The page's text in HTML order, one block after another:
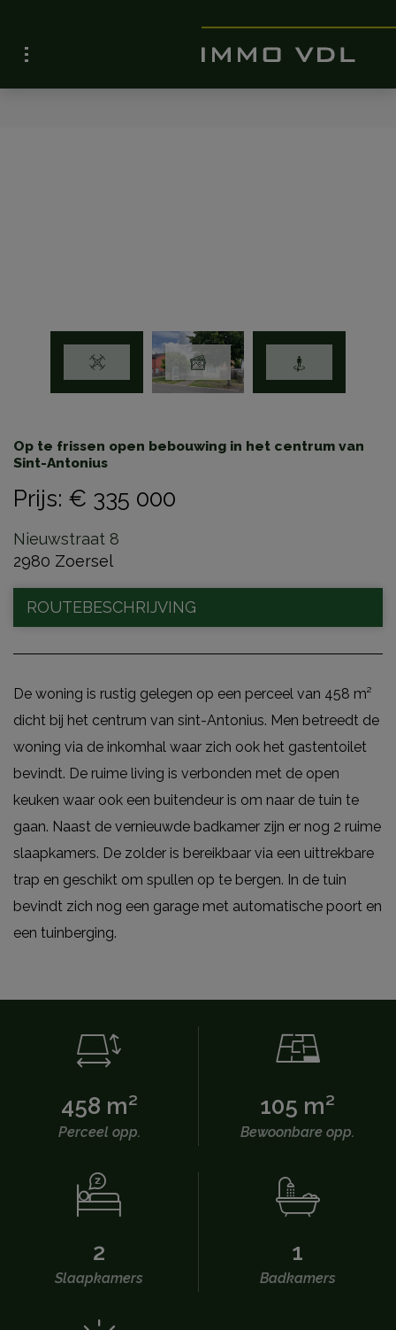
Op te frissen open bebouwing in het centrum van
Sint-Antonius
Prijs: € 335 000
Nieuwstraat 8
2980 Zoersel
ROUTEBESCHRIJVING
De woning is rustig gelegen op een perceel van 458 m²
dicht bij het centrum van sint-Antonius. Men betreedt de
woning via de inkomhal waar zich ook het gastentoilet
bevindt. De ruime living is verbonden met de open
keuken waar ook een buitendeur is om naar de tuin te
gaan. Naast de vernieuwde badkamer zijn er nog 2 ruime
slaapkamers. De zolder is bereikbaar via een uittrekbare
trap en geschikt om spullen op te bergen. In de tuin
bevindt zich nog een garage met automatische poort en
een tuinberging.
458 m²
Perceel opp.
105 m²
Bewoonbare opp.
2
Slaapkamers
1
Badkamers